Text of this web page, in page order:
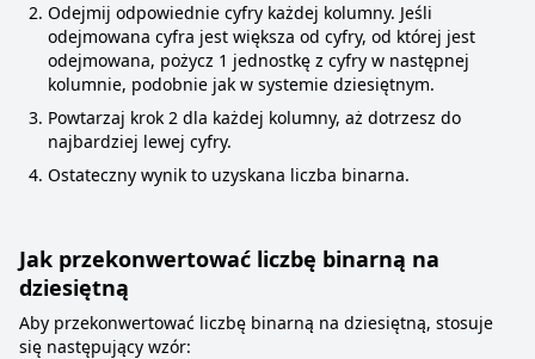
Odejmij odpowiednie cyfry każdej kolumny. Jeśli
odejmowana cyfra jest większa od cyfry, od której jest
odejmowana, pożycz 1 jednostkę z cyfry w następnej
kolumnie, podobnie jak w systemie dziesiętnym.
Powtarzaj krok 2 dla każdej kolumny, aż dotrzesz do
najbardziej lewej cyfry.
Ostateczny wynik to uzyskana liczba binarna.
Jak przekonwertować liczbę binarną na
dziesiętną
Aby przekonwertować liczbę binarną na dziesiętną, stosuje
się następujący wzór: